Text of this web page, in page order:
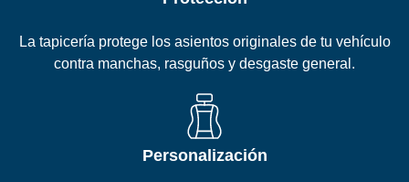
La tapicería protege los asientos originales de tu vehículo
contra manchas, rasguños y desgaste general.
Personalización